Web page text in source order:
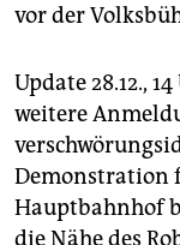
vor der
Update 28.12.,
weitere
Demonstration
Hauptbahnhof
die Nähe des